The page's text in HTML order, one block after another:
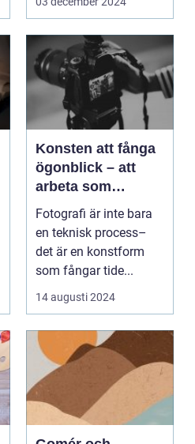
Konsten att fånga
ögonblick – att
arbeta som
fotograf i
Norrköping
Fotografi är inte bara
en teknisk process–
det är en konstform
som fångar tide...
14 augusti 2024